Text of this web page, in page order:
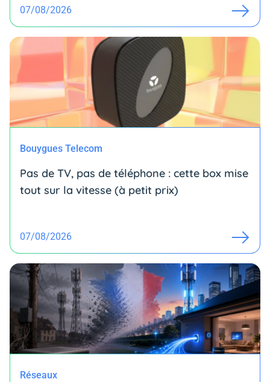
07/08/2026
Bouygues Telecom
Pas de TV, pas de téléphone : cette box mise
tout sur la vitesse (à petit prix)
07/08/2026
Réseaux